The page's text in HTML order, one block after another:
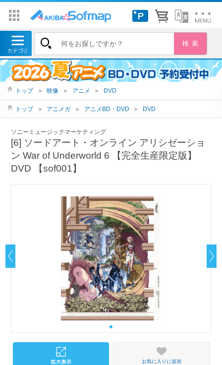
トップ ＞ 映像 ＞ アニメ ＞ DVD
トップ ＞ アニメガ ＞ アニメBD・DVD ＞ DVD
ソニーミュージックマーケティング
[6] ソードアート・オンライン アリシゼーショ
ン War of Underworld 6 【完全生産限定版】
DVD 【sof001】
お気に入りに追加